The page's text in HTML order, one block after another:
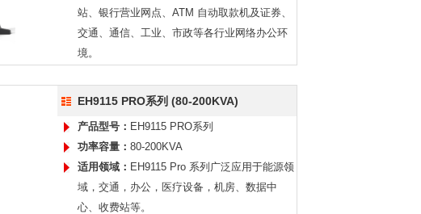
站、银行营业网点、ATM 自动取款机及证券、
交通、通信、工业、市政等各行业网络办公环
境。
EH9115 PRO系列 (80-200KVA)
产品型号： EH9115 PRO系列
功率容量： 80-200KVA
适用领域： EH9115 Pro 系列广泛应用于能源领
域，交通，办公，医疗设备，机房、数据中
心、收费站等。